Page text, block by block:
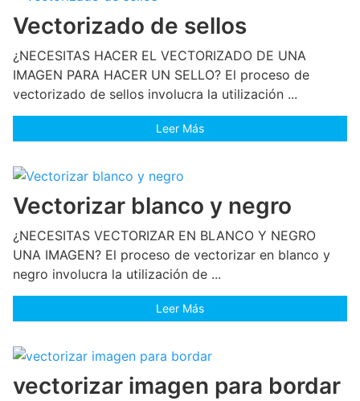
Vectorizado de sellos
¿NECESITAS HACER EL VECTORIZADO DE UNA
IMAGEN PARA HACER UN SELLO? El proceso de
vectorizado de sellos involucra la utilización ...
Leer Más
Vectorizar blanco y negro
¿NECESITAS VECTORIZAR EN BLANCO Y NEGRO
UNA IMAGEN? El proceso de vectorizar en blanco y
negro involucra la utilización de ...
Leer Más
vectorizar imagen para bordar